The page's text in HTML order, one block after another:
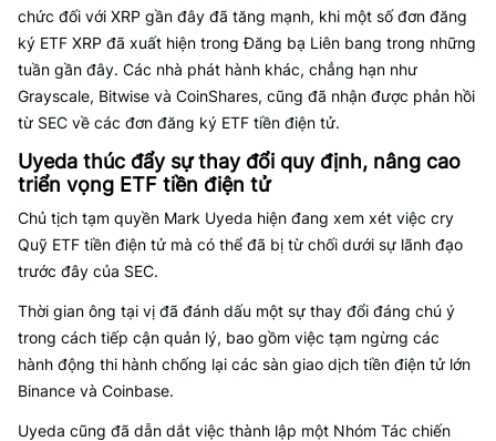
chức đối với XRP gần đây đã tăng mạnh, khi một số đơn đăng
ký ETF XRP đã xuất hiện trong Đăng bạ Liên bang trong những
tuần gần đây. Các nhà phát hành khác, chẳng hạn như
Grayscale, Bitwise và CoinShares, cũng đã nhận được phản hồi
từ SEC về các đơn đăng ký ETF tiền điện tử.
Uyeda thúc đẩy sự thay đổi quy định, nâng cao
triển vọng ETF tiền điện tử
Chủ tịch tạm quyền Mark Uyeda hiện đang xem xét việc cry
Quỹ ETF tiền điện tử mà có thể đã bị từ chối dưới sự lãnh đạo
trước đây của SEC.
Thời gian ông tại vị đã đánh dấu một sự thay đổi đáng chú ý
trong cách tiếp cận quản lý, bao gồm việc tạm ngừng các
hành động thi hành chống lại các sàn giao dịch tiền điện tử lớn
Binance và Coinbase.
Uyeda cũng đã dẫn dắt việc thành lập một Nhóm Tác chiến